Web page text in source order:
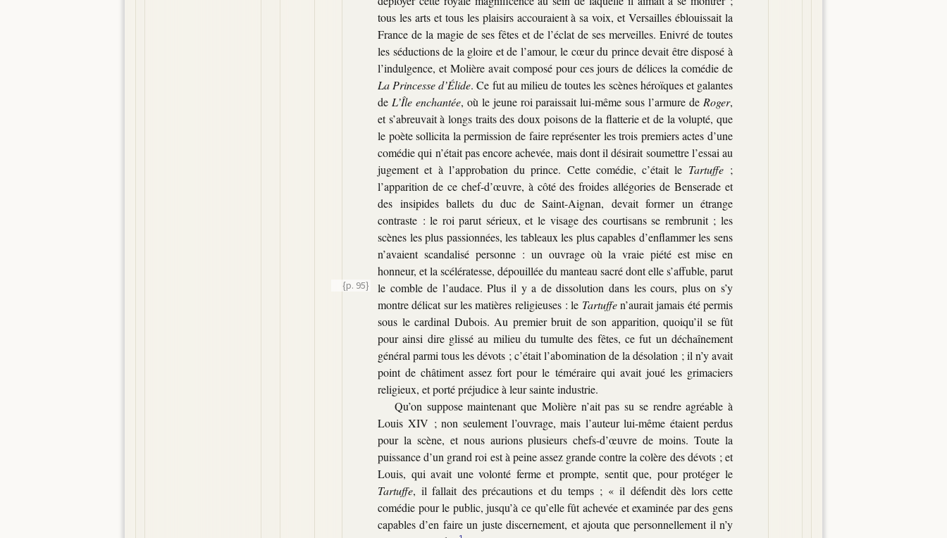
tous les arts et tous les plaisirs accouraient à sa voix, et Versailles éblouissait la
France de la magie de ses fêtes et de l’éclat de ses merveilles. Enivré de toutes
les séductions de la gloire et de l’amour, le cœur du prince devait être disposé à
l’indulgence, et Molière avait composé pour ces jours de délices la comédie de
La Princesse d’Élide. Ce fut au milieu de toutes les scènes héroïques et galantes
de L’Île enchantée, où le jeune roi paraissait lui-même sous l’armure deRoger,
et s’abreuvait à longs traits des doux poisons de la flatterie et de la volupté, que
le poète sollicita la permission de faire représenter les trois premiers actes d’une
comédie qui n’était pas encore achevée, mais dont il désirait soumettre l’essai au
jugement et à l’approbation du prince. Cette comédie, c’était le Tartuffe;
l’apparition de ce chef-d’œuvre, à côté des froides allégories de Benserade et
des insipides ballets du duc de Saint-Aignan, devait former un étrange
contraste : le roi parut sérieux, et le visage des courtisans se rembrunit ; les
scènes les plus passionnées, les tableaux les plus capables d’enflammer les sens
n’avaient scandalisé personne : un ouvrage où la vraie piété est mise en
honneur, et la scélératesse, dépouillée du manteau sacré dont elle s’affuble, parut
le comble de l’audace. Plus il y a de dissolution dans les cours,
{p. 95}
plus on s’y
montre délicat sur les matières religieuses : le Tartuffen’aurait jamais été permis
sous le cardinal Dubois. Au premier bruit de son apparition, quoiqu’il se fût
pour ainsi dire glissé au milieu du tumulte des fêtes, ce fut un déchaînement
général parmi tous les dévots ; c’était l’abomination de la désolation ; il n’y avait
point de châtiment assez fort pour le téméraire qui avait joué les grimaciers
religieux, et porté préjudice à leur sainte industrie.
Qu’on suppose maintenant que Molière n’ait pas su se rendre agréable à
Louis XIV ; non seulement l’ouvrage, mais l’auteur lui-même étaient perdus
pour la scène, et nous aurions plusieurs chefs-d’œuvre de moins. Toute la
puissance d’un grand roi est à peine assez grande contre la colère des dévots ; et
Louis, qui avait une volonté ferme et prompte, sentit que, pour protéger le
Tartuffe, il fallait des précautions et du temps ; « il défendit dès lors cette
comédie pour le public, jusqu’à ce qu’elle fût achevée et examinée par des gens
capables d’en faire un juste discernement, et ajouta que personnellement il n’y